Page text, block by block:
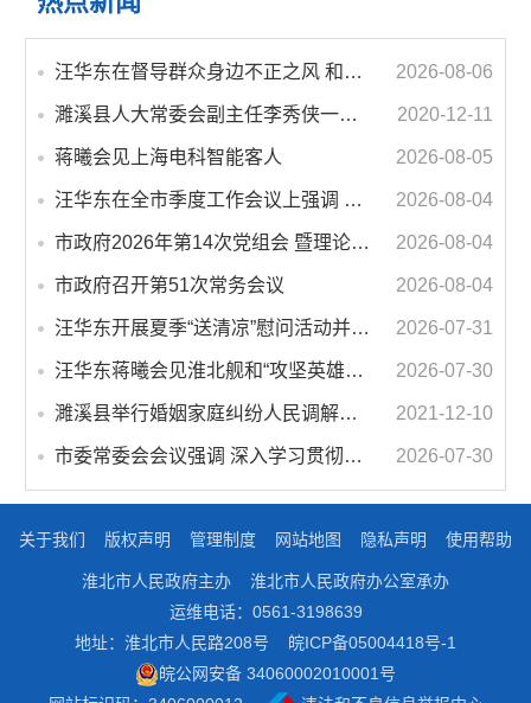
汪华东在督导群众身边不正之风 和腐败问题集中整治工作时强调 以更高标准更实举措纵深推进集中整治 不断增强人民群众获得感幸福感安全感 2026-08-06
濉溪县人大常委会副主任李秀侠一行调研城乡客运一体化和治超工作 2020-12-11
蒋曦会见上海电科智能客人 2026-08-05
汪华东在全市季度工作会议上强调 锚定打好“三仗”任务和年度预期目标不动摇 在全市上下掀起比学赶超争先进位的攻坚热潮 2026-08-04
市政府2026年第14次党组会 暨理论学习中心组学习会议召开 蒋曦主持会议并讲话 2026-08-04
市政府召开第51次常务会议 2026-08-04
汪华东开展夏季“送清凉”慰问活动并调研专门教育工作 落实落细防暑降温措施 用心用情关爱一线职工 2026-07-31
汪华东蒋曦会见淮北舰和“攻坚英雄连”官兵代表 2026-07-30
濉溪县举行婚姻家庭纠纷人民调解委员会暨调解志愿者服务团成立仪式 2021-12-10
市委常委会会议强调 深入学习贯彻习近平总书记重要讲话指示精神 高质量推进城市更新 不断提升本质安全水平 汪华东主持会议 2026-07-30
关于我们 版权声明 管理制度 网站地图 隐私声明 使用帮助
淮北市人民政府主办
淮北市人民政府办公室承办
运维电话：0561-3198639
地址：淮北市人民路208号
皖ICP备05004418号-1
皖公网安备 34060002010001号